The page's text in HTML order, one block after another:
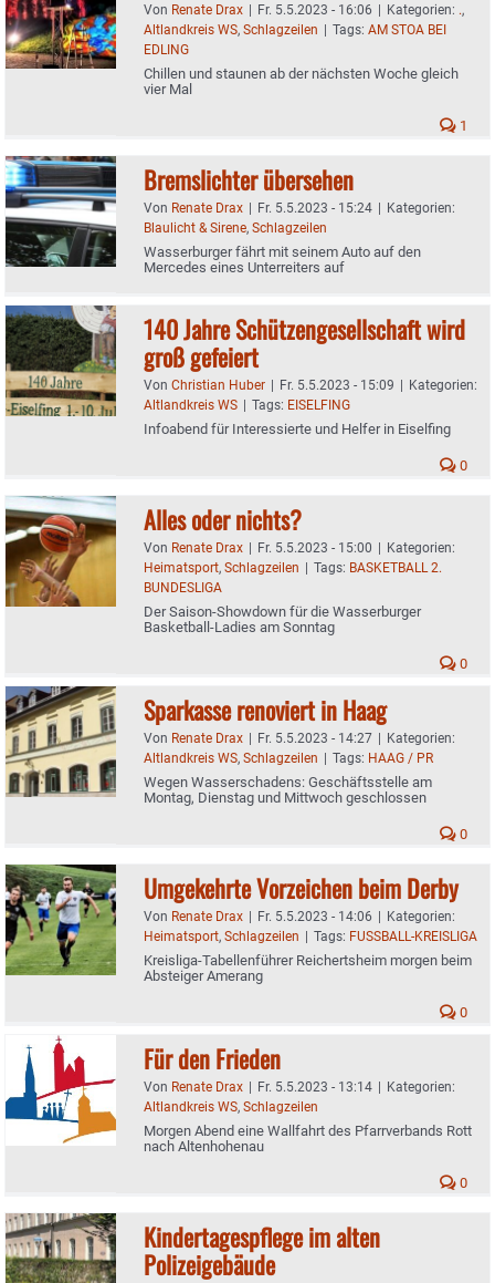
Von Renate Drax | Fr. 5.5.2023 - 16:06 | Kategorien: .,
Altlandkreis WS, Schlagzeilen | Tags: AM STOA BEI
EDLING
Chillen und staunen ab der nächsten Woche gleich
vier Mal
1
Bremslichter übersehen
Von Renate Drax | Fr. 5.5.2023 - 15:24 | Kategorien:
Blaulicht & Sirene, Schlagzeilen
Wasserburger fährt mit seinem Auto auf den
Mercedes eines Unterreiters auf
140 Jahre Schützengesellschaft wird
groß gefeiert
Von Christian Huber | Fr. 5.5.2023 - 15:09 | Kategorien:
Altlandkreis WS | Tags: EISELFING
Infoabend für Interessierte und Helfer in Eiselfing
0
Alles oder nichts?
Von Renate Drax | Fr. 5.5.2023 - 15:00 | Kategorien:
Heimatsport, Schlagzeilen | Tags: BASKETBALL 2.
BUNDESLIGA
Der Saison-Showdown für die Wasserburger
Basketball-Ladies am Sonntag
0
Sparkasse renoviert in Haag
Von Renate Drax | Fr. 5.5.2023 - 14:27 | Kategorien:
Altlandkreis WS, Schlagzeilen | Tags: HAAG / PR
Wegen Wasserschadens: Geschäftsstelle am
Montag, Dienstag und Mittwoch geschlossen
0
Umgekehrte Vorzeichen beim Derby
Von Renate Drax | Fr. 5.5.2023 - 14:06 | Kategorien:
Heimatsport, Schlagzeilen | Tags: FUSSBALL-KREISLIGA
Kreisliga-Tabellenführer Reichertsheim morgen beim
Absteiger Amerang
0
Für den Frieden
Von Renate Drax | Fr. 5.5.2023 - 13:14 | Kategorien:
Altlandkreis WS, Schlagzeilen
Morgen Abend eine Wallfahrt des Pfarrverbands Rott
nach Altenhohenau
0
Kindertagespflege im alten
Polizeigebäude